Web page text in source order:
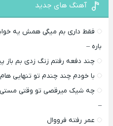
آهنگ های جدید
فقط داری بم میگی همش یه
باره –
چند دفعه رفتم زنگ زدی بم باز
با خودم چند چندم تو تنهایی
چه شیک میرقصی تو وقتی
–
عمر رفته فرووال